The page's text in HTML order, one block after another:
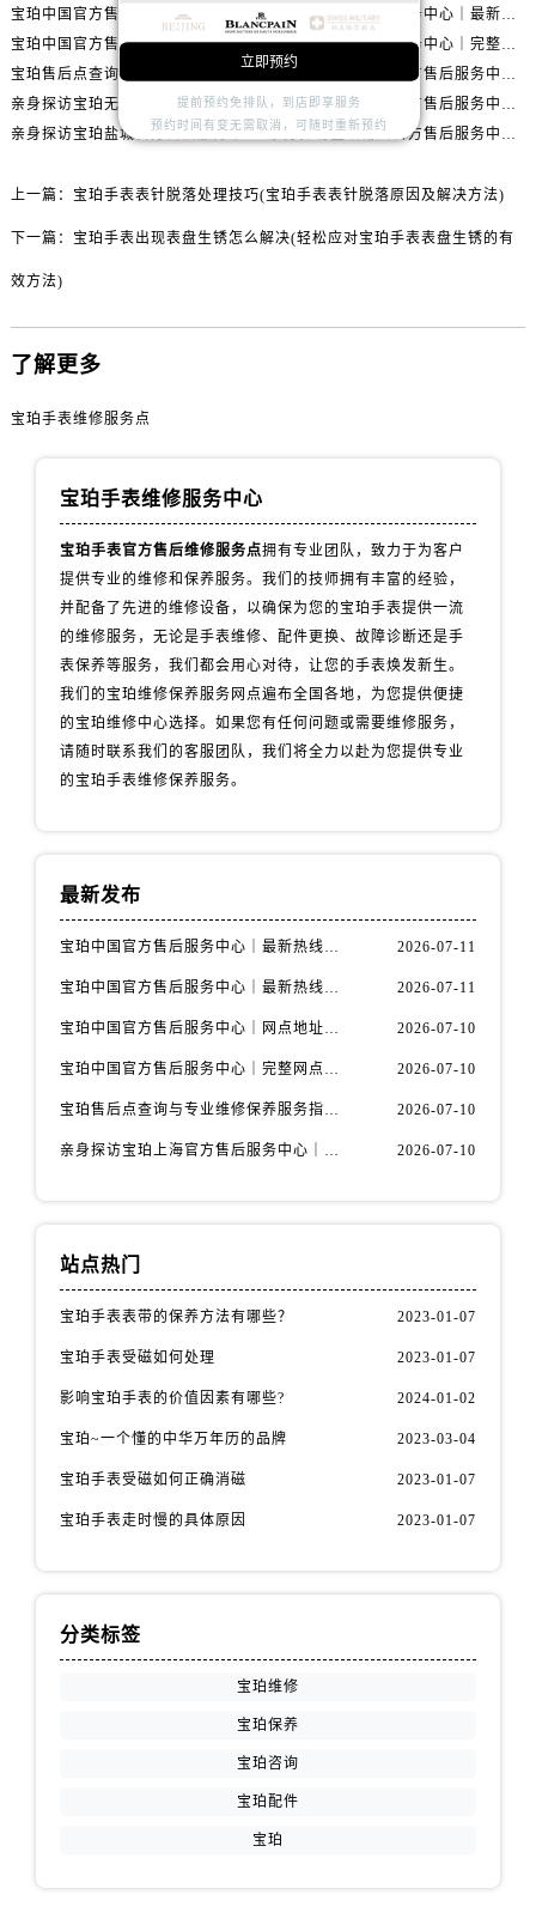
安徽省淮北市相山区淮海路宝珀售后服务中心（需提前预约）
安徽省淮南市田家庵区国庆中路宝珀售后服务中心（需提前预约）
安徽省黄山市屯溪区黄山西路宝珀售后服务中心（需提前预约）
安徽省六安市金安区解放中路宝珀售后服务中心（需提前预约）
安徽省马鞍山市雨山区湖南西路宝珀售后服务中心（需提前预约）
安徽省芜湖市镜湖区中山路步行街宝珀售后服务中心（需提前预约）
山东省莱芜市文化南路8号银座商城名表维修一楼名表维修宝珀售后服务中心（需提前预约）
山东省威海市环翠区新威海路89号振华商厦一楼名表维修宝珀售后服务中心（需提前预约）
浙江省衢州市柯城区上街宝珀售后服务中心（需提前预约）
宝珀中国官方售后服务中心｜最新热线电话与地址权威信息通知（2026年7月最新）
宝珀中国官方售后服务中心｜最新热线和全部维修地址权威信息通知（2026年7月最新）
宝珀中国官方售后服务中心｜网点地址与24小时热线权威信息通知（2026年7月最新）
宝珀中国官方售后服务中心｜完整网点地址与热线权威信息通知（2026年7月最新）
亲身探访宝珀上海官方售后服务中心｜网点地址及售后热线（2026年7月最新）
亲身探访宝珀无锡官方售后服务中心｜全部网点地址电话（2026年7月最新）
亲身探访宝珀西安官方售后服务中心｜官方电话及服务网点地址（2026年7月最新）
亲身探访宝珀盐城官方售后服务中心｜地址与联系电话（2026年7月最新）
亲身探访宝珀常州官方售后服务中心｜完整地址与联系电话（2026年7月最新）
上一篇： 宝珀手表表针脱落处理技巧(宝珀手表表针脱落原因及解决方法)
下一篇： 宝珀手表出现表盘生锈怎么解决(轻松应对宝珀手表表盘生锈的有
效方法)
了解更多
宝珀手表维修服务点
宝珀手表维修服务中心
宝珀手表官方售后维修服务点拥有专业团队，致力于为客户
提供专业的维修和保养服务。我们的技师拥有丰富的经验，
并配备了先进的维修设备，以确保为您的宝珀手表提供一流
的维修服务，无论是手表维修、配件更换、故障诊断还是手
表保养等服务，我们都会用心对待，让您的手表焕发新生。
我们的宝珀维修保养服务网点遍布全国各地，为您提供便捷
的宝珀维修中心选择。如果您有任何问题或需要维修服务，
请随时联系我们的客服团队，我们将全力以赴为您提供专业
的宝珀手表维修保养服务。
最新发布
宝珀中国官方售后服务中心｜最新热线电话与地址权威信息通知（2026年7月最新） 2026-07-11
宝珀中国官方售后服务中心｜最新热线和全部维修地址权威信息通知（2026年7月最新） 2026-07-11
宝珀中国官方售后服务中心｜网点地址与24小时热线权威信息通知（2026年7月最新） 2026-07-10
宝珀中国官方售后服务中心｜完整网点地址与热线权威信息通知（2026年7月最新） 2026-07-10
宝珀售后点查询与专业维修保养服务指南权威公示（2026年7月最新） 2026-07-10
亲身探访宝珀上海官方售后服务中心｜网点地址及售后热线（2026年7月最新） 2026-07-10
站点热门
宝珀手表表带的保养方法有哪些？ 2023-01-07
宝珀手表受磁如何处理 2023-01-07
影响宝珀手表的价值因素有哪些? 2024-01-02
宝珀~一个懂的中华万年历的品牌 2023-03-04
宝珀手表受磁如何正确消磁 2023-01-07
宝珀手表走时慢的具体原因 2023-01-07
分类标签
宝珀维修
宝珀保养
宝珀咨询
宝珀配件
宝珀
立即预约
提前预约免排队，到店即享服务
预约时间有变无需取消，可随时重新预约